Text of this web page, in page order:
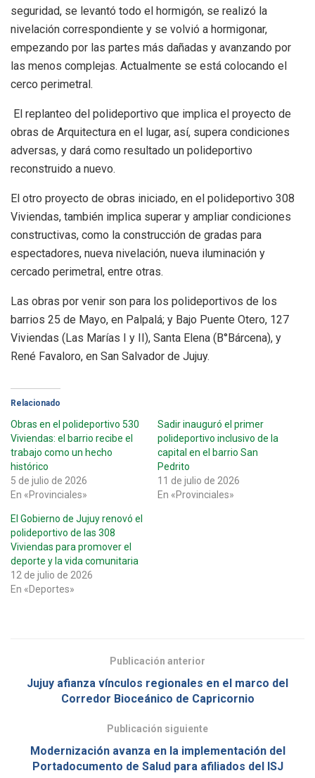
seguridad, se levantó todo el hormigón, se realizó la
nivelación correspondiente y se volvió a hormigonar,
empezando por las partes más dañadas y avanzando por
las menos complejas. Actualmente se está colocando el
cerco perimetral.
El replanteo del polideportivo que implica el proyecto de
obras de Arquitectura en el lugar, así, supera condiciones
adversas, y dará como resultado un polideportivo
reconstruido a nuevo.
El otro proyecto de obras iniciado, en el polideportivo 308
Viviendas, también implica superar y ampliar condiciones
constructivas, como la construcción de gradas para
espectadores, nueva nivelación, nueva iluminación y
cercado perimetral, entre otras.
Las obras por venir son para los polideportivos de los
barrios 25 de Mayo, en Palpalá; y Bajo Puente Otero, 127
Viviendas (Las Marías I y II), Santa Elena (B°Bárcena), y
René Favaloro, en San Salvador de Jujuy.
Relacionado
Obras en el polideportivo 530
Viviendas: el barrio recibe el
trabajo como un hecho
histórico
5 de julio de 2026
En «Provinciales»
Sadir inauguró el primer
polideportivo inclusivo de la
capital en el barrio San
Pedrito
11 de julio de 2026
En «Provinciales»
El Gobierno de Jujuy renovó el
polideportivo de las 308
Viviendas para promover el
deporte y la vida comunitaria
12 de julio de 2026
En «Deportes»
Publicación anterior
Jujuy afianza vínculos regionales en el marco del
Corredor Bioceánico de Capricornio
Publicación siguiente
Modernización avanza en la implementación del
Portadocumento de Salud para afiliados del ISJ